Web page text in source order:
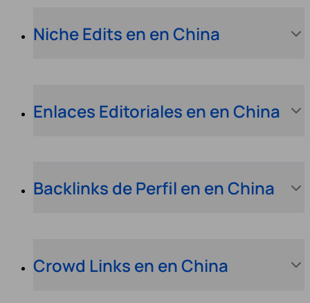
Niche Edits en en China
Enlaces Editoriales en en China
Backlinks de Perfil en en China
Crowd Links en en China